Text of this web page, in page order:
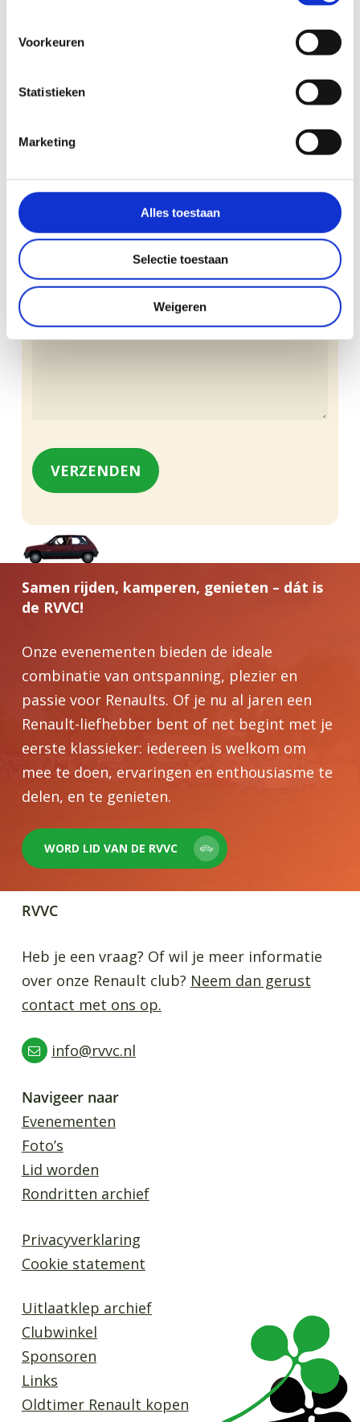
Voorkeuren
Statistieken
Marketing
Alles toestaan
Selectie toestaan
Weigeren
Telefoonnummer:
Gezin € 30,00 per jaar
Eventuele vragen of opmerkingen:
Samen rijden, kamperen, genieten – dát is
de RVVC!
Onze evenementen bieden de ideale
combinatie van ontspanning, plezier en
passie voor Renaults. Of je nu al jaren een
Renault-liefhebber bent of net begint met je
eerste klassieker: iedereen is welkom om
mee te doen, ervaringen en enthousiasme te
delen, en te genieten.
WORD LID VAN DE RVVC
RVVC
Heb je een vraag? Of wil je meer informatie
over onze Renault club? Neem dan gerust
contact met ons op.
info@rvvc.nl
Navigeer naar
Evenementen
Foto’s
Lid worden
Rondritten archief
Privacyverklaring
Cookie statement
Uitlaatklep archief
Clubwinkel
Sponsoren
Links
Oldtimer Renault kopen